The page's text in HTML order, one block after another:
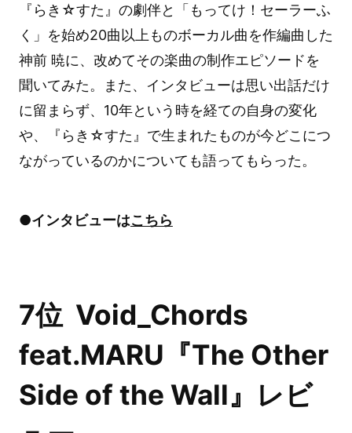
『らき☆すた』の劇伴と「もってけ！セーラーふ
く」を始め20曲以上ものボーカル曲を作編曲した
神前 暁に、改めてその楽曲の制作エピソードを
聞いてみた。また、インタビューは思い出話だけ
に留まらず、10年という時を経ての自身の変化
や、『らき☆すた』で生まれたものが今どこにつ
ながっているのかについても語ってもらった。
●インタビューはこちら
7位 Void_Chords
feat.MARU『The Other
Side of the Wall』レビ